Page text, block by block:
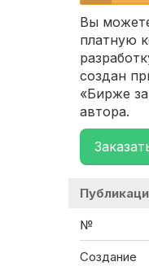
Вы
платную
создан
«Бирже
автора.
№
Создание